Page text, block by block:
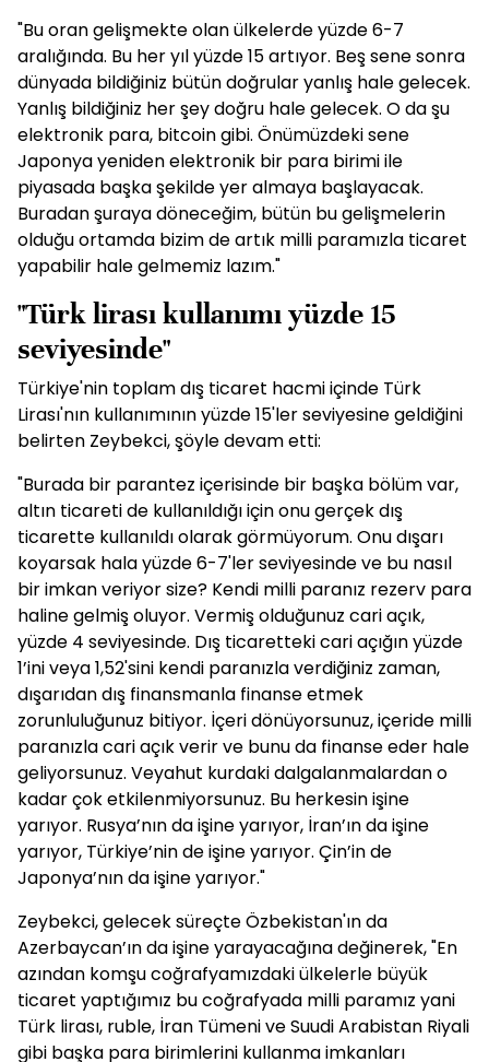
"Bu oran gelişmekte olan ülkelerde yüzde 6-7
aralığında. Bu her yıl yüzde 15 artıyor. Beş sene sonra
dünyada bildiğiniz bütün doğrular yanlış hale gelecek.
Yanlış bildiğiniz her şey doğru hale gelecek. O da şu
elektronik para, bitcoin gibi. Önümüzdeki sene
Japonya yeniden elektronik bir para birimi ile
piyasada başka şekilde yer almaya başlayacak.
Buradan şuraya döneceğim, bütün bu gelişmelerin
olduğu ortamda bizim de artık milli paramızla ticaret
yapabilir hale gelmemiz lazım."
"Türk lirası kullanımı yüzde 15
seviyesinde"
Türkiye'nin toplam dış ticaret hacmi içinde Türk
Lirası'nın kullanımının yüzde 15'ler seviyesine geldiğini
belirten Zeybekci, şöyle devam etti:
"Burada bir parantez içerisinde bir başka bölüm var,
altın ticareti de kullanıldığı için onu gerçek dış
ticarette kullanıldı olarak görmüyorum. Onu dışarı
koyarsak hala yüzde 6-7'ler seviyesinde ve bu nasıl
bir imkan veriyor size? Kendi milli paranız rezerv para
haline gelmiş oluyor. Vermiş olduğunuz cari açık,
yüzde 4 seviyesinde. Dış ticaretteki cari açığın yüzde
1’ini veya 1,52'sini kendi paranızla verdiğiniz zaman,
dışarıdan dış finansmanla finanse etmek
zorunluluğunuz bitiyor. İçeri dönüyorsunuz, içeride milli
paranızla cari açık verir ve bunu da finanse eder hale
geliyorsunuz. Veyahut kurdaki dalgalanmalardan o
kadar çok etkilenmiyorsunuz. Bu herkesin işine
yarıyor. Rusya’nın da işine yarıyor, İran’ın da işine
yarıyor, Türkiye’nin de işine yarıyor. Çin’in de
Japonya’nın da işine yarıyor."
Zeybekci, gelecek süreçte Özbekistan'ın da
Azerbaycan’ın da işine yarayacağına değinerek, "En
azından komşu coğrafyamızdaki ülkelerle büyük
ticaret yaptığımız bu coğrafyada milli paramız yani
Türk lirası, ruble, İran Tümeni ve Suudi Arabistan Riyali
gibi başka para birimlerini kullanma imkanları